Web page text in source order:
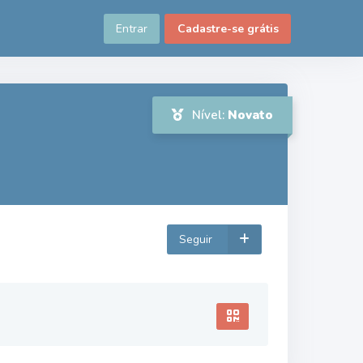
Entrar Cadastre-se grátis
Nível: Novato
Seguir